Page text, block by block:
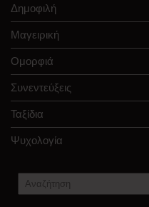
Δημοφιλή
Μαγειρική
Ομορφιά
Συνεντεύξεις
Ταξίδια
Ψυχολογία